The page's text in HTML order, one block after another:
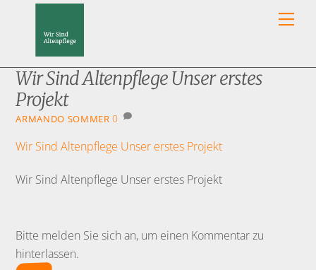
Wir Sind Altenpflege Unser erstes
Projekt
ARMANDO SOMMER 0
Wir Sind Altenpflege Unser erstes Projekt
Wir Sind Altenpflege Unser erstes Projekt
Bitte melden Sie sich an, um einen Kommentar zu
hinterlassen.